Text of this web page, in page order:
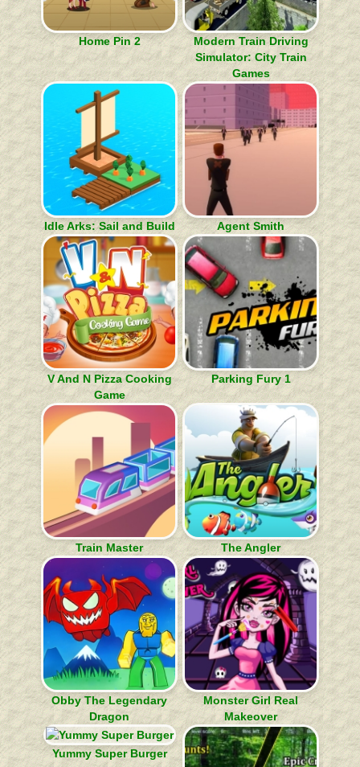
Home Pin 2
Modern Train Driving
Simulator: City Train
Games
Idle Arks: Sail and Build Agent Smith
V And N Pizza Cooking
Game
Parking Fury 1
Train Master The Angler
Obby The Legendary
Dragon
Monster Girl Real
Makeover
Yummy Super Burger